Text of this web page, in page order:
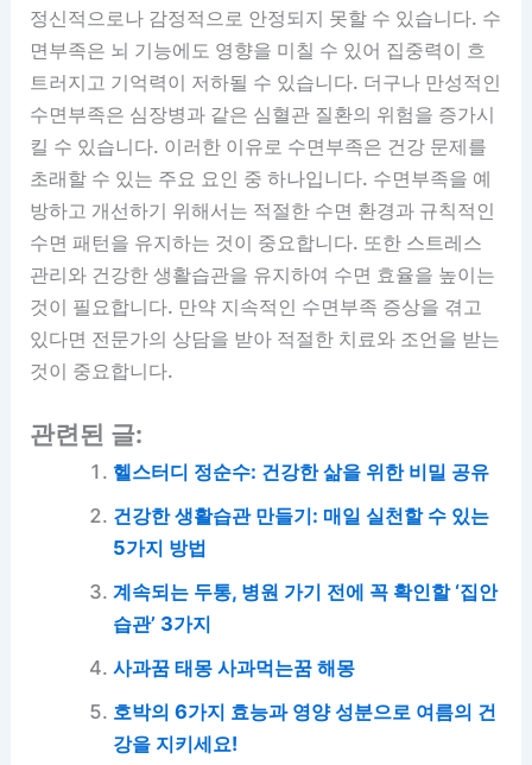
정신적으로나 감정적으로 안정되지 못할 수 있습니다. 수
면부족은 뇌 기능에도 영향을 미칠 수 있어 집중력이 흐
트러지고 기억력이 저하될 수 있습니다. 더구나 만성적인
수면부족은 심장병과 같은 심혈관 질환의 위험을 증가시
킬 수 있습니다. 이러한 이유로 수면부족은 건강 문제를
초래할 수 있는 주요 요인 중 하나입니다. 수면부족을 예
방하고 개선하기 위해서는 적절한 수면 환경과 규칙적인
수면 패턴을 유지하는 것이 중요합니다. 또한 스트레스
관리와 건강한 생활습관을 유지하여 수면 효율을 높이는
것이 필요합니다. 만약 지속적인 수면부족 증상을 겪고
있다면 전문가의 상담을 받아 적절한 치료와 조언을 받는
것이 중요합니다.
관련된 글:
헬스터디 정순수: 건강한 삶을 위한 비밀 공유
건강한 생활습관 만들기: 매일 실천할 수 있는
5가지 방법
계속되는 두통, 병원 가기 전에 꼭 확인할 ‘집안
습관’ 3가지
사과꿈 태몽 사과먹는꿈 해몽
호박의 6가지 효능과 영양 성분으로 여름의 건
강을 지키세요!